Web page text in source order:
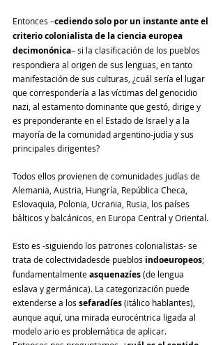
Entonces –cediendo solo por un instante ante el
criterio colonialista de la ciencia europea
decimonónica– si la clasificación de los pueblos
respondiera al origen de sus lenguas, en tanto
manifestación de sus culturas, ¿cuál sería el lugar
que correspondería a las víctimas del genocidio
nazi, al estamento dominante que gestó, dirige y
es preponderante en el Estado de Israel y a la
mayoría de la comunidad argentino-judía y sus
principales dirigentes?
Todos ellos provienen de comunidades judías de
Alemania, Austria, Hungría, República Checa,
Eslovaquia, Polonia, Ucrania, Rusia, los países
bálticos y balcánicos, en Europa Central y Oriental.
Esto es -siguiendo los patrones colonialistas- se
trata de colectividadesde pueblos indoeuropeos;
fundamentalmente asquenazíes (de lengua
eslava y germánica). La categorización puede
extenderse a los sefaradíes (itálico hablantes),
aunque aquí, una mirada eurocéntrica ligada al
modelo ario es problemática de aplicar.